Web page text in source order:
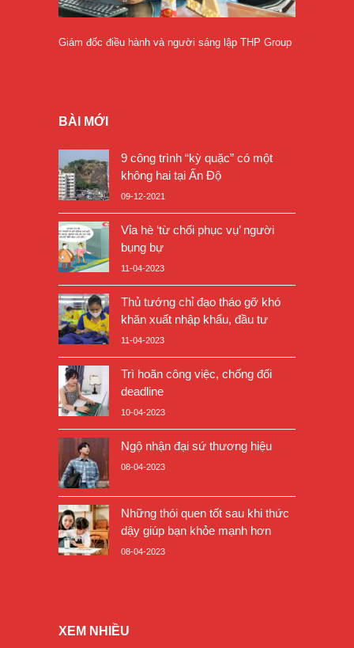
Giám đốc điều hành và người sáng lập THP Group
BÀI MỚI
9 công trình “kỳ quặc” có một
không hai tại Ấn Độ
09-12-2021
Vỉa hè ‘từ chối phục vụ’ người
bụng bự
11-04-2023
Thủ tướng chỉ đạo tháo gỡ khó
khăn xuất nhập khẩu, đầu tư
11-04-2023
Trì hoãn công việc, chống đối
deadline
10-04-2023
Ngộ nhận đại sứ thương hiệu
08-04-2023
Những thói quen tốt sau khi thức
dậy giúp bạn khỏe mạnh hơn
08-04-2023
XEM NHIỀU